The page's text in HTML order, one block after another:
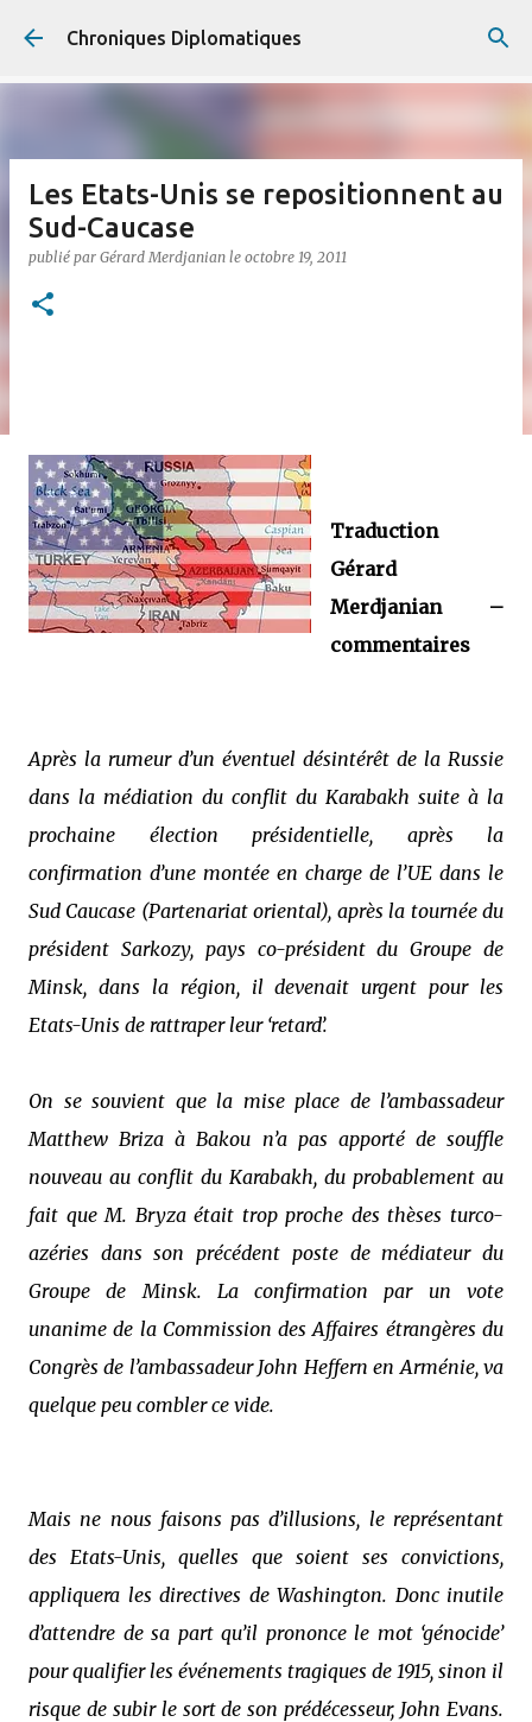
Accéder au contenu principal
Chroniques Diplomatiques
Les Etats-Unis se repositionnent au
Sud-Caucase
publié par Gérard Merdjanian le octobre 19, 2011
Traduction
Gérard
Merdjanian –
commentaires
Après la rumeur d’un éventuel désintérêt de la Russie
dans la médiation du conflit du Karabakh suite à la
prochaine élection présidentielle, après la
confirmation d’une montée en charge de l’UE dans le
Sud Caucase (Partenariat oriental), après la tournée du
président Sarkozy, pays co-président du Groupe de
Minsk, dans la région, il devenait urgent pour les
Etats-Unis de rattraper leur ‘retard’.
On se souvient que la mise place de l’ambassadeur
Matthew Briza à Bakou n’a pas apporté de souffle
nouveau au conflit du Karabakh, du probablement au
fait que M. Bryza était trop proche des thèses turco-
azéries dans son précédent poste de médiateur du
Groupe de Minsk. La confirmation par un vote
unanime de la Commission des Affaires étrangères du
Congrès de l’ambassadeur John Heffern en Arménie, va
quelque peu combler ce vide.
Mais ne nous faisons pas d’illusions, le représentant
des Etats-Unis, quelles que soient ses convictions,
appliquera les directives de Washington. Donc inutile
d’attendre de sa part qu’il prononce le mot ‘génocide’
pour qualifier les événements tragiques de 1915, sinon il
risque de subir le sort de son prédécesseur, John Evans.